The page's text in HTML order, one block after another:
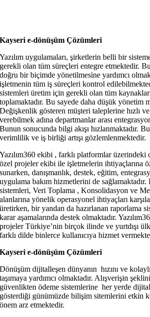
Kayseri e-dönüşüm Çözümleri
Yazılım uygulamaları, şirketlerin belli bir
gerekli olan tüm süreçleri entegre etmektedir. Bu
doğru bir biçimde yönetilmesine yardımcı
işletmenin tüm iş süreçleri kontrol
sistemleri üretim için gerekli olan tüm
toplamaktadır. Bu sayede daha düşük yönetim
Değişkenlik gösteren müşteri taleplerine hızlı
verebilmek adına departmanlar arası
Bunun sonucunda bilgi akışı hızlanmaktadır.
verimlilik ve iş birliği artışı gözlemlenmektedir.
Yazılım360 ekibi , farklı platformlar üzerindeki
özel projeler ekibi ile işletmelerin ihtiyaçlarına
sunarken, danışmanlık, destek, eğitim,
uygulama bakım hizmetlerini de
sistemleri, Veri Toplama , Konsolidasyon ve
alanlarına yönelik operasyonel ihtiyaçları
üretirken, bir yandan da hazırlanan raporlama
karar aşamalarında destek olmaktadır.
projeler Türkiye’nin birçok ilinde ve yurtdışı
farklı dilde binlerce kullanıcıya hizmet
Kayseri e-dönüşüm Çözümleri
Dönüşüm dijitalleşen dünyanın hızını ve
taşımaya yardımcı olmaktadır. Alışverişin
güvenlikten ödeme sistemlerine her yerde
gösterdiği günümüzde bilişim sitemlerini etkin
önem arz etmektedir.